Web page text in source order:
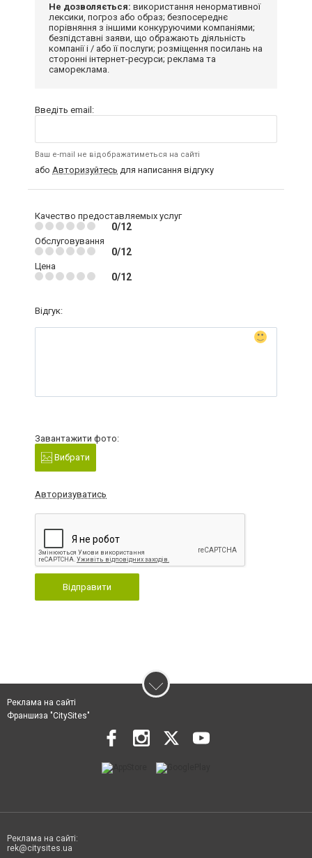
Не дозволяється: використання ненормативної
лексики, погроз або образ; безпосереднє
порівняння з іншими конкуруючими компаніями;
безпідставні заяви, що ображають діяльність
компанії і / або її послуги; розміщення посилань на
сторонні інтернет-ресурси; реклама та
самореклама.
Введіть email:
Ваш e-mail не відображатиметься на сайті
або Авторизуйтесь для написання відгуку
Качество предоставляемых услуг
0/12
Обслуговування
0/12
Цена
0/12
Відгук:
Завантажити фото:
Вибрати
Авторизуватись
Відправити
Реклама на сайті
Франшиза "CitySites"
Реклама на сайті:
rek@citysites.ua